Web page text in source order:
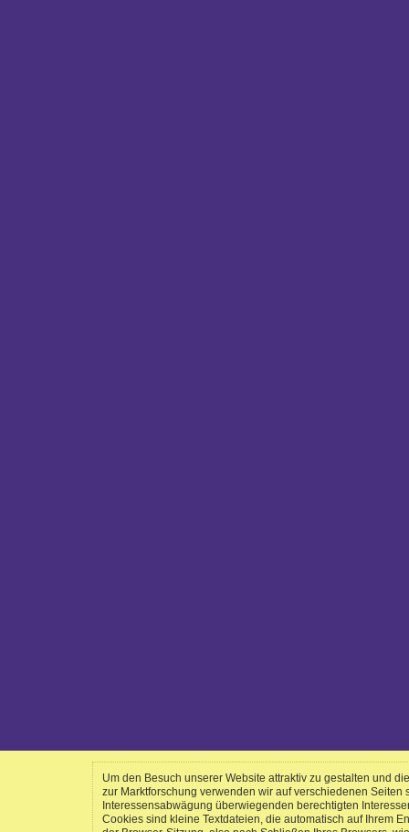
Um den Besuch unserer Website attraktiv zu gestalten und
zur Marktforschung verwenden wir auf verschiedenen
Interessensabwägung überwiegenden berechtigten
Cookies sind kleine Textdateien, die automatisch auf Ihrem